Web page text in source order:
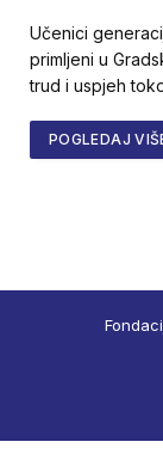
Učenici
primljeni u
trud i uspjeh
POGLEDAJ